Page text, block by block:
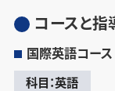
コースと指
国際英語コース
科目：英語